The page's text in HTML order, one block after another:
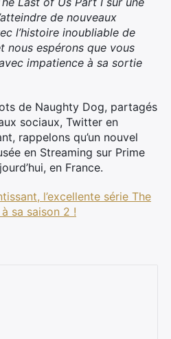
de nouveaux
l’histoire inoubliable de
nous espérons que vous
impatience à sa sortie
de Naughty Dog, partagés
sociaux, Twitter en
rappelons qu’un nouvel
en Streaming sur Prime
en France.
l’excellente série The
sa saison 2 !